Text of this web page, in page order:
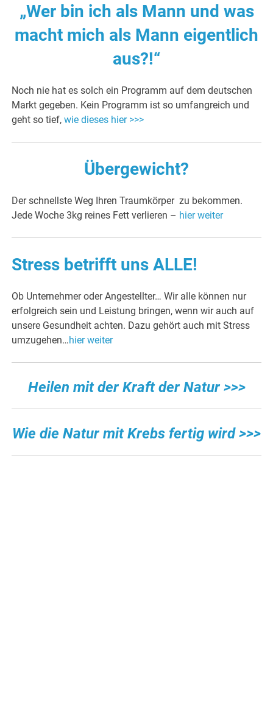
„Wer bin ich als Mann und was
macht mich als Mann eigentlich
aus?!“
Noch nie hat es solch ein Programm auf dem deutschen
Markt gegeben. Kein Programm ist so umfangreich und
geht so tief,wie dieses hier >>>
Übergewicht?
Der schnellste Weg Ihren Traumkörper zu bekommen.
Jede Woche 3kg reines Fett verlieren – hier weiter
Stress betrifft uns ALLE!
Ob Unternehmer oder Angestellter… Wir alle können nur
erfolgreich sein und Leistung bringen, wenn wir auch auf
unsere Gesundheit achten. Dazu gehört auch mit Stress
umzugehen…hier weiter
Heilen mit der Kraft der Natur >>>
Wie die Natur mit Krebs fertig wird >>>